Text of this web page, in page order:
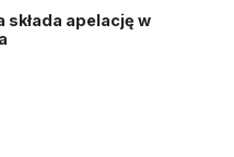
składa apelację w